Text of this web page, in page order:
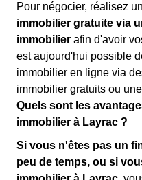
Pour négocier, réalisez
immobilier gratuite via
immobilier afin d'avoir
est aujourd'hui possible
immobilier en ligne via
immobilier gratuits ou
Quels sont les
immobilier à Layrac ?
Si vous n'êtes pas un
peu de temps, ou si